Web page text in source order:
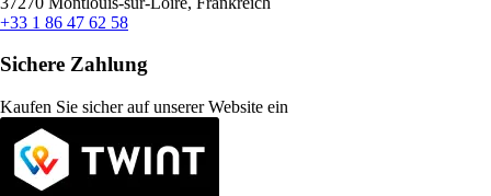
+33 1 86 47 62 58
Sichere Zahlung
Kaufen Sie sicher auf unserer Website ein